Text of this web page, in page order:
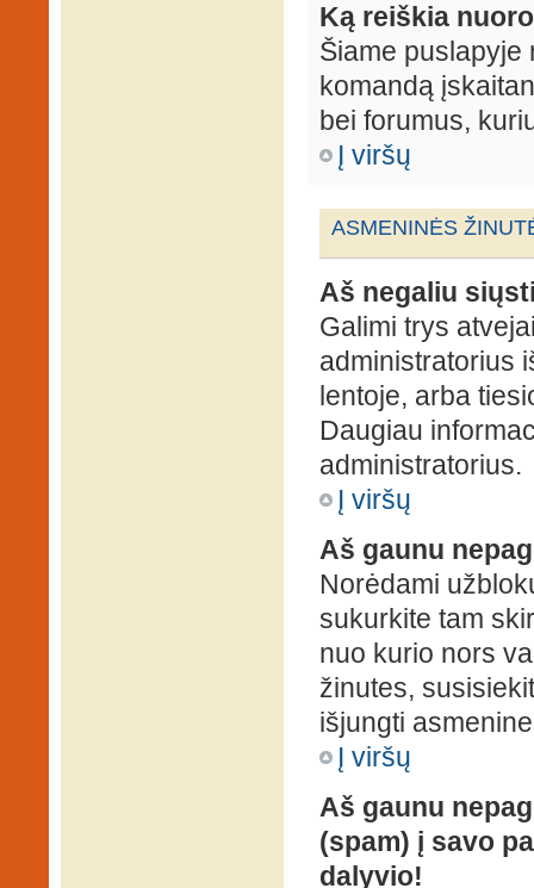
Ką reiškia
Šiame
komandą
bei forumus,
Į viršų
ASMENINĖS
Aš negaliu
Galimi trys
administratorius
lentoje, arba
Daugiau
administratorius.
Į viršų
Aš gaunu
Norėdami
sukurkite tam
nuo kurio nors
žinutes,
išjungti
Į viršų
Aš gaunu
(spam) į savo
dalyvio!